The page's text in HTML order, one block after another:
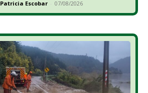
Patricia Escobar - 07/08/2026